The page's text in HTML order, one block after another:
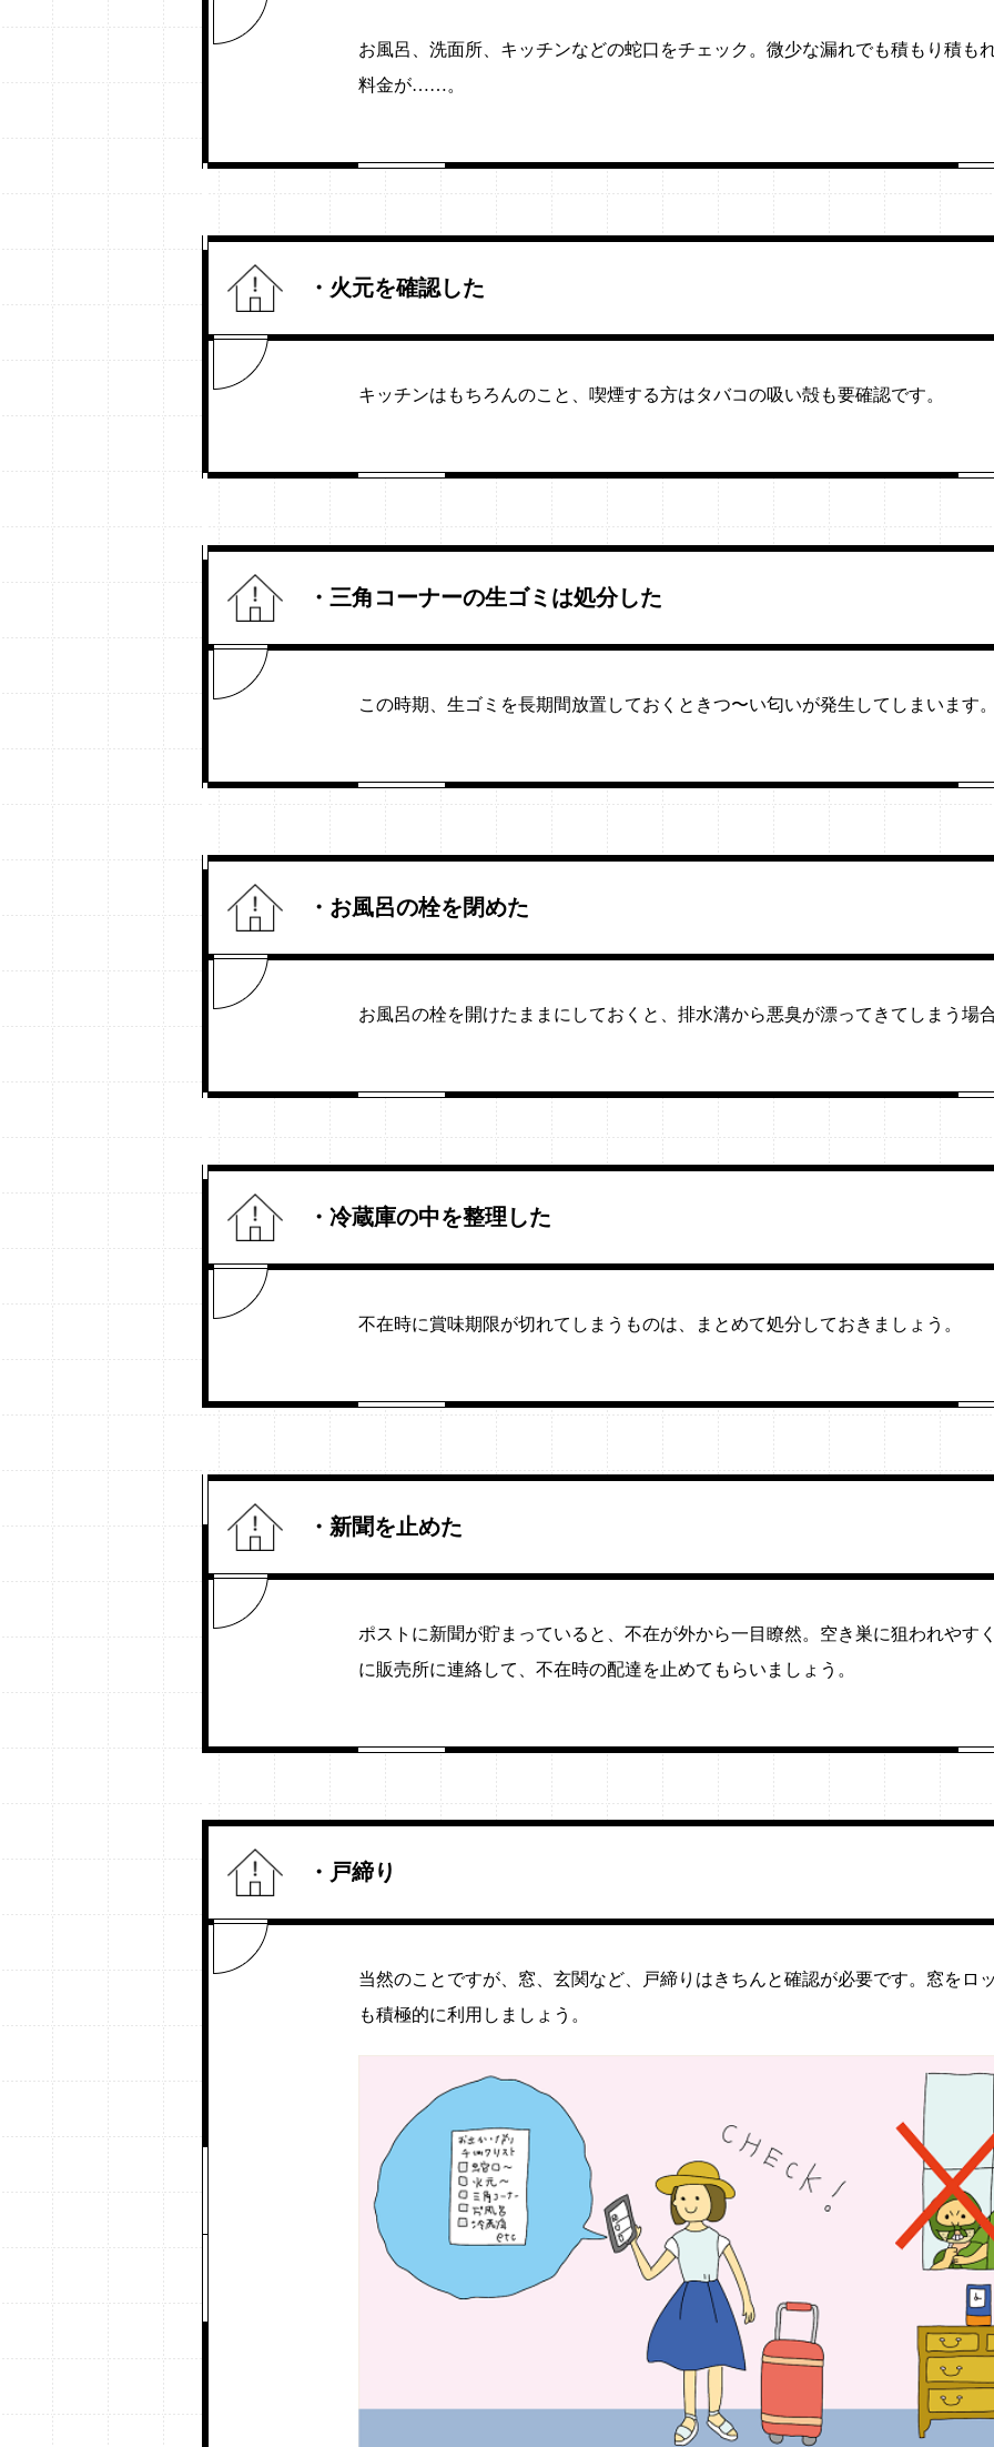
お風呂、洗面所、キッチンなどの蛇口をチェック。微少な漏れでも積もり積も
料金が……。
・火元を確認した
キッチンはもちろんのこと、喫煙する方はタバコの吸い殻も要確認です。
・三角コーナーの生ゴミは処分した
この時期、生ゴミを長期間放置しておくときつ〜い匂いが発生してしまいます
・お風呂の栓を閉めた
お風呂の栓を開けたままにしておくと、排水溝から悪臭が漂ってきてしまう場
・冷蔵庫の中を整理した
不在時に賞味期限が切れてしまうものは、まとめて処分しておきましょう。
・新聞を止めた
ポストに新聞が貯まっていると、不在が外から一目瞭然。空き巣に狙われやす
に販売所に連絡して、不在時の配達を止めてもらいましょう。
・戸締り
当然のことですが、窓、玄関など、戸締りはきちんと確認が必要です。窓をロ
も積極的に利用しましょう。